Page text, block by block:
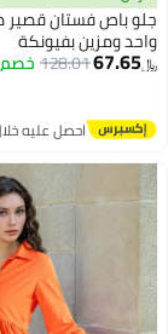
جلو باص فستان
واحد ومزين بفيونكة
﷼‏67.65
128.01خصم 47%
احصل عليه